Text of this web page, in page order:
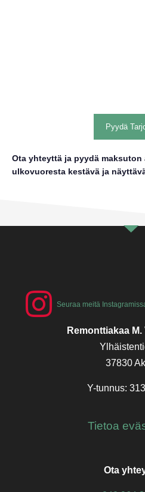
Pyydä
Ota yhteyttä ja pyydä
ulkovuoresta kestävä ja
Seuraa meitä
Remonttiakaa M.
37830
Y-tunnus:
Tietoa
Ota